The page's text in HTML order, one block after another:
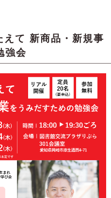
えて 新商品・新規事
強会